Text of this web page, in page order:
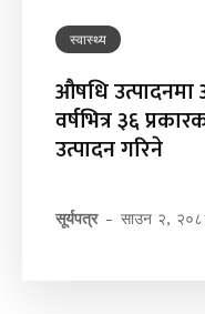
स्वास्थ्य
औषधि उत्पादनमा
वर्षभित्र ३६
उत्पादन गरिने
सूर्यपत्र - साउन २,